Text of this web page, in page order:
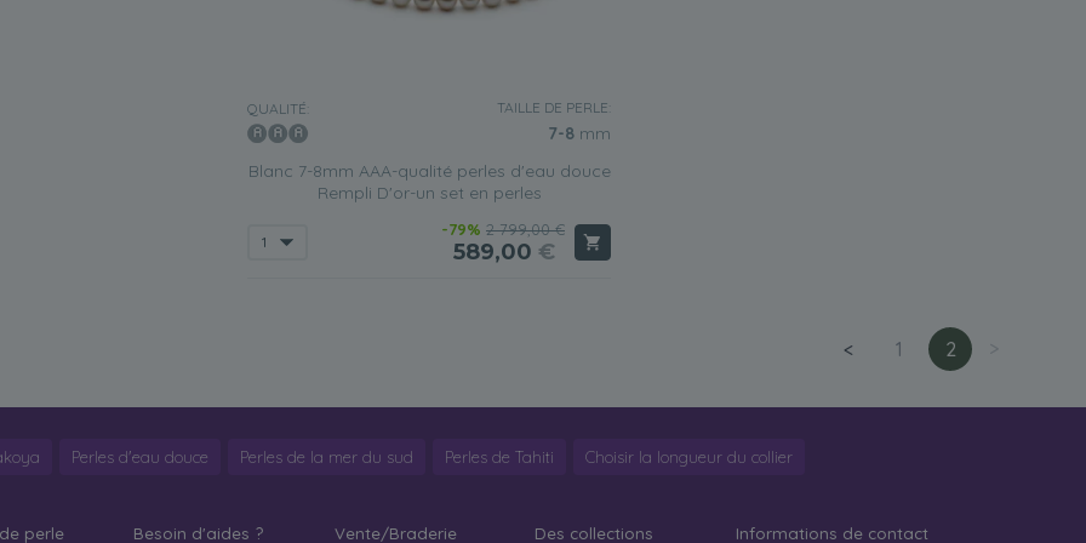
QUALITÉ: TAILLE DE PERLE:
7-8 mm
Blanc 7-8mm AAA-qualité perles d'eau douce
Rempli D'or-un set en perles
-79% 2 799,00 €
589,00 €
< 1 2
Perles d'eau douce Perles de la mer du sud Perles de Tahiti Choisir la longueur du collier
perle Besoin d'aides ? Vente/Braderie Des collections Informations de contact